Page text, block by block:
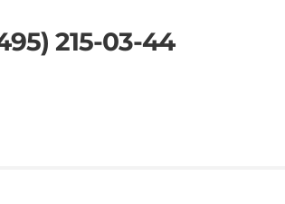
215-03-44